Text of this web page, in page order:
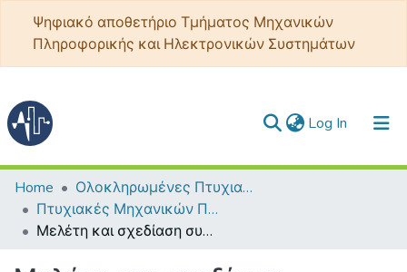
Ψηφιακό αποθετήριο Τμήματος Μηχανικών
Πληροφορικής και Ηλεκτρονικών Συστημάτων
Log In (current)
Communities & Collections
All of DSpace
Home
Ολοκληρωμένες Πτυχιακές - Διπλωματικές
Πτυχιακές Μηχανικών Πληροφορικής ΤΕ
Μελέτη και σχεδίαση συστήματος έγκαιρης ανίχνευσης δασικών πυρκαγιών